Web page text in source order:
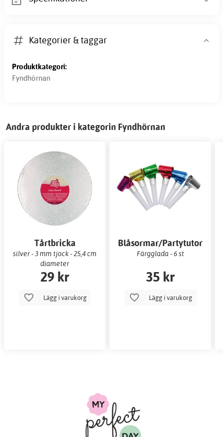
Kategorier & taggar
Produktkategori:
Fyndhörnan
Andra produkter i kategorin Fyndhörnan
Tårtbricka
silver - 3 mm tjock - 25,4 cm
diameter
29 kr
Lägg i varukorg
Blåsormar/Partytutor
Färgglada - 6 st
35 kr
Lägg i varukorg